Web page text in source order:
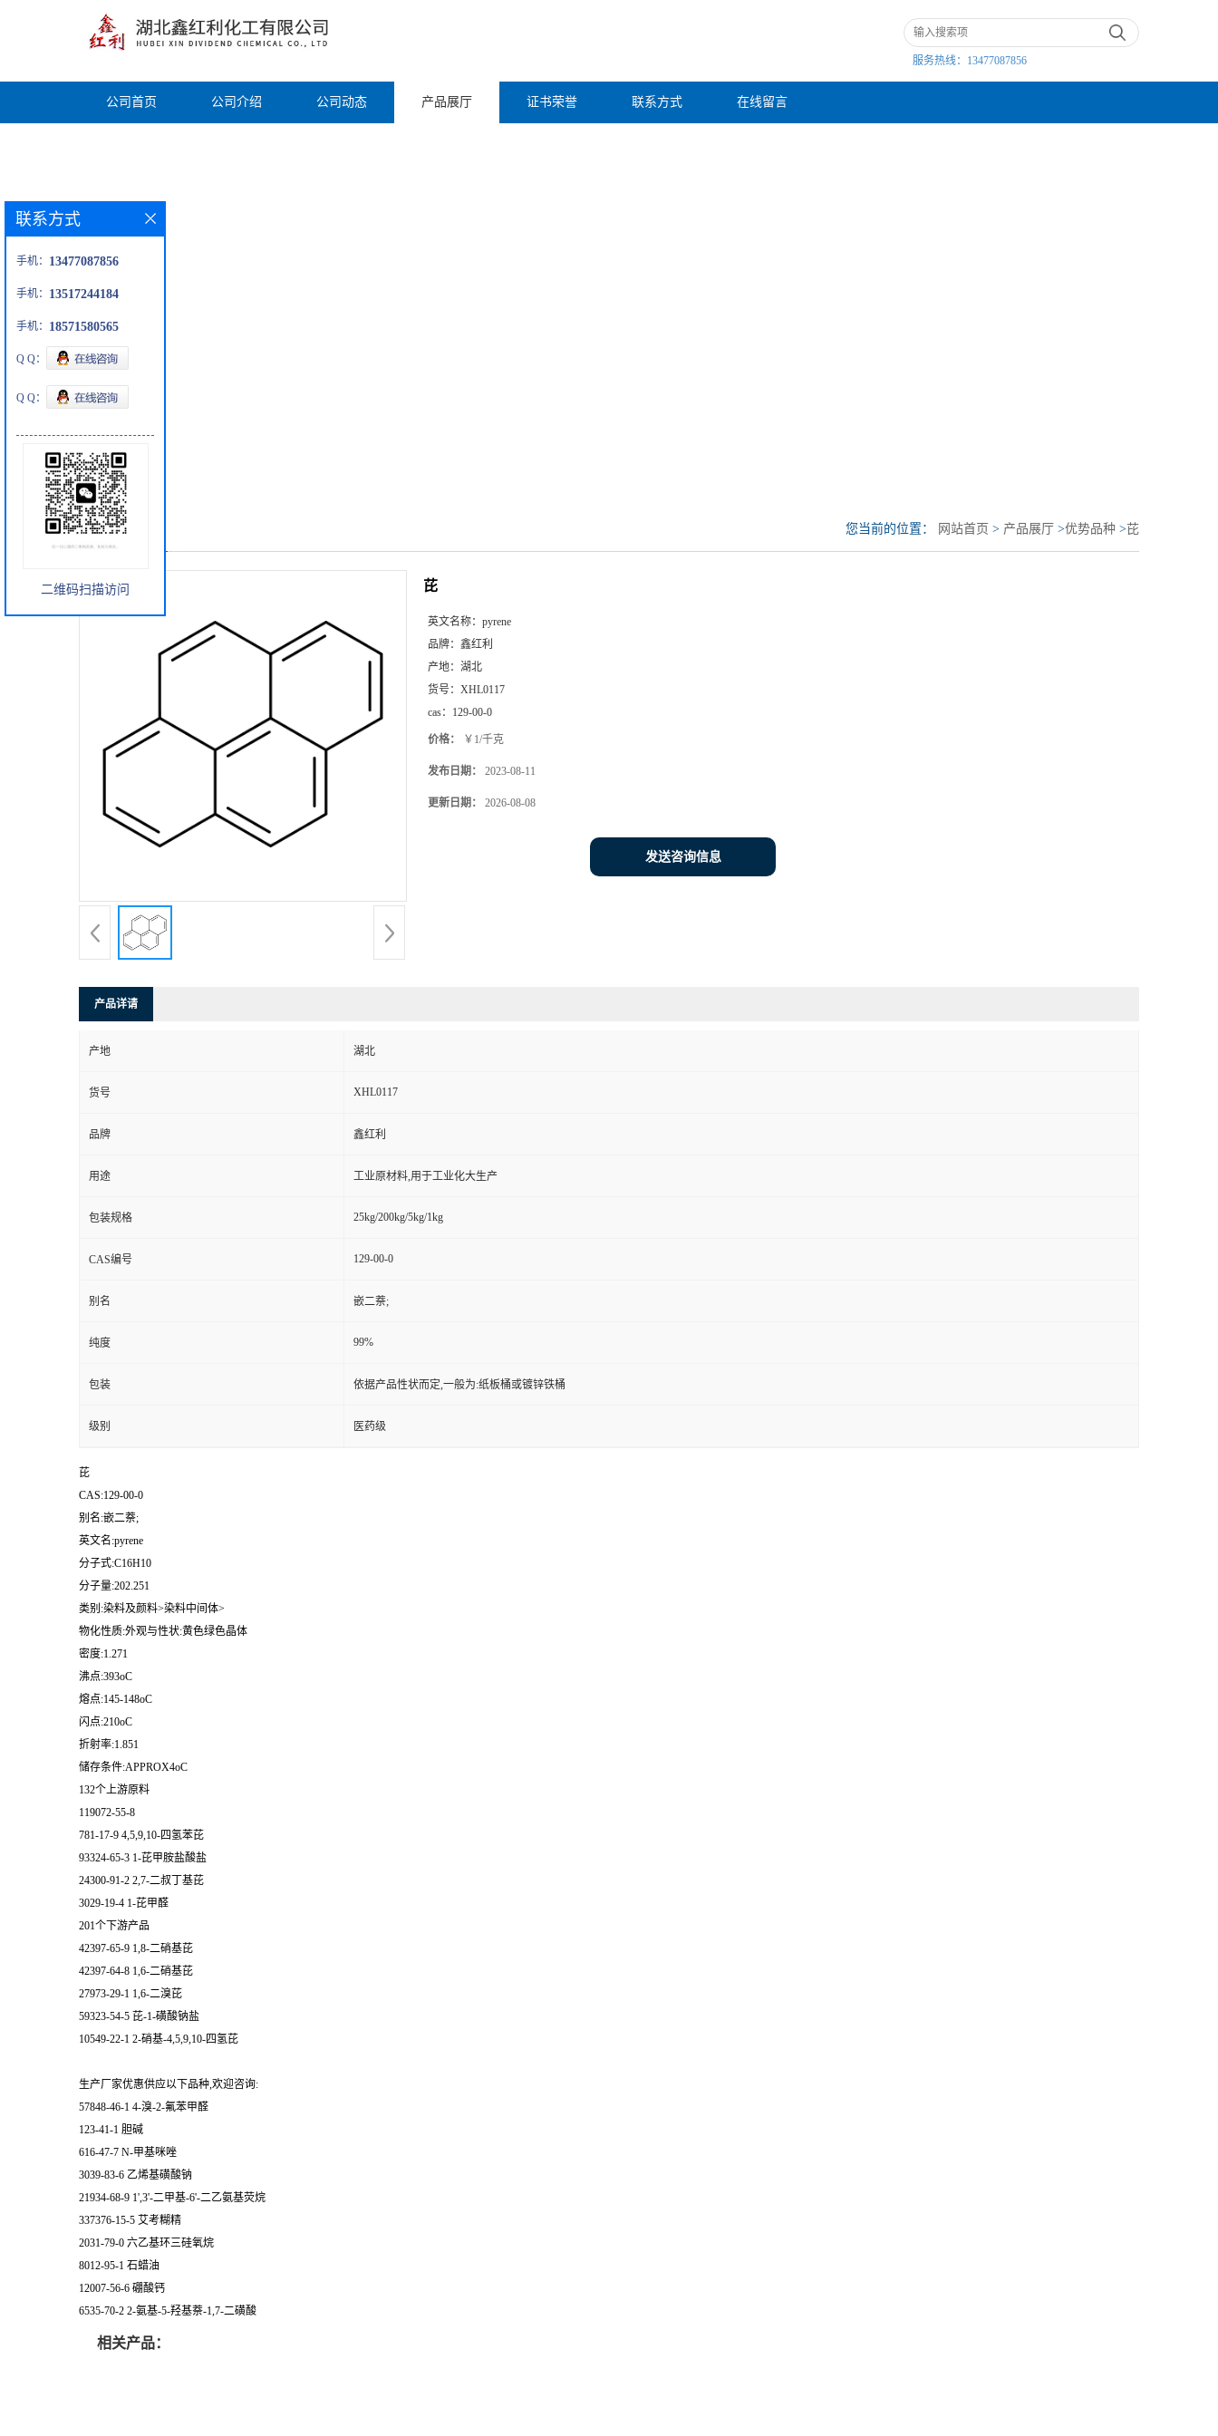
服务热线： 13477087856
公司首页 公司介绍 公司动态 产品展厅 证书荣誉 联系方式 在线留言
产品展厅 您当前的位置： 网站首页 > 产品展厅 >优势品种 >芘
芘
英文名称： pyrene
品牌： 鑫红利
产地： 湖北
货号： XHL0117
cas： 129-00-0
价格： ￥1/千克
发布日期： 2023-08-11
更新日期： 2026-08-08
发送咨询信息
产品详请
产地 湖北
货号 XHL0117
品牌 鑫红利
用途 工业原材料,用于工业化大生产
包装规格 25kg/200kg/5kg/1kg
CAS编号 129-00-0
别名 嵌二萘;
纯度 99%
包装 依据产品性状而定,一般为:纸板桶或镀锌铁桶
级别 医药级
芘
CAS:129-00-0
别名:嵌二萘;
英文名:pyrene
分子式:C16H10
分子量:202.251
类别:染料及颜料>染料中间体>
物化性质:外观与性状:黄色绿色晶体
密度:1.271
沸点:393oC
熔点:145-148oC
闪点:210oC
折射率:1.851
储存条件:APPROX4oC
132个上游原料
119072-55-8
781-17-9 4,5,9,10-四氢苯芘
93324-65-3 1-芘甲胺盐酸盐
24300-91-2 2,7-二叔丁基芘
3029-19-4 1-芘甲醛
201个下游产品
42397-65-9 1,8-二硝基芘
42397-64-8 1,6-二硝基芘
27973-29-1 1,6-二溴芘
59323-54-5 芘-1-磺酸钠盐
10549-22-1 2-硝基-4,5,9,10-四氢芘
生产厂家优惠供应以下品种,欢迎咨询:
57848-46-1 4-溴-2-氟苯甲醛
123-41-1 胆碱
616-47-7 N-甲基咪唑
3039-83-6 乙烯基磺酸钠
21934-68-9 1',3'-二甲基-6'-二乙氨基荧烷
337376-15-5 艾考糊精
2031-79-0 六乙基环三硅氧烷
8012-95-1 石蜡油
12007-56-6 硼酸钙
6535-70-2 2-氨基-5-羟基萘-1,7-二磺酸
相关产品：
联系方式
手机： 13477087856
手机： 13517244184
手机： 18571580565
Q Q：
Q Q：
二维码扫描访问